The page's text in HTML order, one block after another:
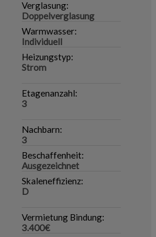
Verglasung:
Doppelverglasung
Warmwasser:
Individuell
Heizungstyp:
Strom
Etagenanzahl:
3
Nachbarn:
3
Beschaffenheit:
Ausgezeichnet
Skaleneffizienz:
D
Vermietung Bindung:
3.400€